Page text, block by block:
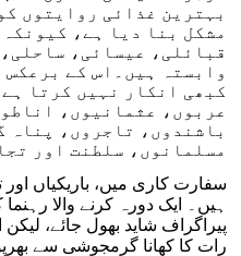
بہترین غذائی روایتوں
مشکل بنا دیا ہے، کیونکہ
قبائلی، عیسائی،
وابستہ ہیں۔اس کے
کبھی انکار نہیں کرتا
عربوں، عثمانیوں،
باشندوں، تاجروں، پناہ
مسلمانوں، سلطنت اور
سفارت کاری میں، باریکیاں
ہیں۔ ایک دورہ کرنے والا
پیراگراف شاید بھول جائے،
رات کا کھانا گرمجوشی سے